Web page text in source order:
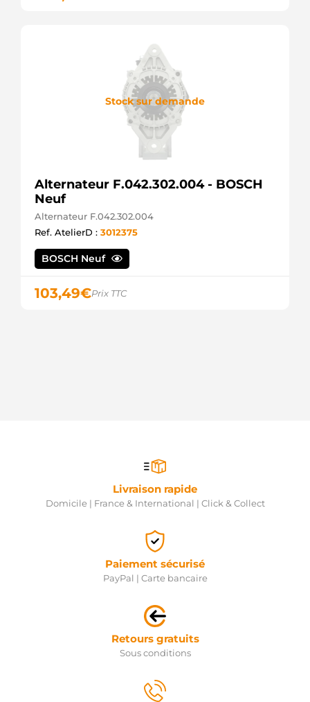
Stock sur demande
Alternateur F.042.302.004 - BOSCH
Neuf
Alternateur F.042.302.004
Ref. AtelierD : 3012375
BOSCH Neuf
103,49€Prix TTC
Livraison rapide
Domicile | France & International | Click & Collect
Paiement sécurisé
PayPal | Carte bancaire
Retours gratuits
Sous conditions